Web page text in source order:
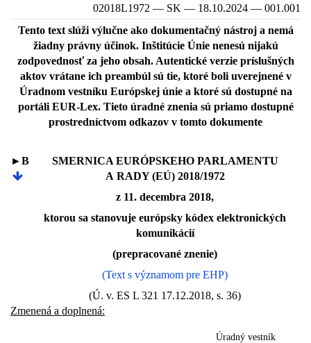
02018L1972 — SK — 18.10.2024 — 001.001
Tento text slúži výlučne ako dokumentačný nástroj a nemá
žiadny právny účinok. Inštitúcie Únie nenesú nijakú
zodpovednosť za jeho obsah. Autentické verzie príslušných
aktov vrátane ich preambúl sú tie, ktoré boli uverejnené v
Úradnom vestníku Európskej únie a ktoré sú dostupné na
portáli EUR-Lex. Tieto úradné znenia sú priamo dostupné
prostredníctvom odkazov v tomto dokumente
►B
SMERNICA EURÓPSKEHO PARLAMENTU
A RADY (EÚ) 2018/1972
z 11. decembra 2018,
ktorou sa stanovuje európsky kódex elektronických
komunikácií
(prepracované znenie)
(Text s významom pre EHP)
(Ú. v. ES L 321 17.12.2018, s. 36)
Zmenená a doplnená:
Úradný vestník